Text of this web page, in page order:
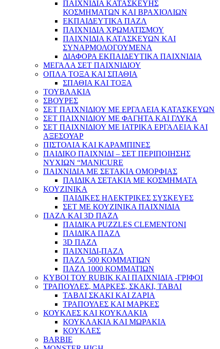
ΠΑΙΧΝΙΔΙΑ ΚΑΤΑΣΚΕΥΗΣ
ΚΟΣΜΗΜΑΤΩΝ ΚΑΙ ΒΡΑΧΙΟΛΙΩΝ
ΕΚΠΑΙΔΕΥΤΙΚΑ ΠΑΖΛ
ΠΑΙΧΝΙΔΙΑ ΧΡΩΜΑΤΙΣΜΟΥ
ΠΑΙΧΝΙΔΙΑ ΚΑΤΑΣΚΕΥΩΝ ΚΑΙ
ΣΥΝΑΡΜΟΛΟΓΟΥΜΕΝΑ
ΔΙΑΦΟΡΑ ΕΚΠΑΙΔΕΥΤΙΚΑ ΠΑΙΧΝΙΔΙΑ
ΜΕΓΑΛΑ ΣΕΤ ΠΑΙΧΝΙΔΙΟΥ
ΟΠΛΑ ΤΟΞΑ ΚΑΙ ΣΠΑΘΙΑ
ΣΠΑΘΙΑ ΚΑΙ ΤΟΞΑ
ΤΟΥΒΛΑΚΙΑ
ΣΒΟΥΡΕΣ
ΣΕΤ ΠΑΙΧΝΙΔΙΟΥ ΜΕ ΕΡΓΑΛΕΙΑ ΚΑΤΑΣΚΕΥΩΝ
ΣΕΤ ΠΑΙΧΝΙΔΙΟΥ ΜΕ ΦΑΓΗΤΑ ΚΑΙ ΓΛΥΚΑ
ΣΕΤ ΠΑΙΧΝΙΔΙΟΥ ΜΕ ΙΑΤΡΙΚΑ ΕΡΓΑΛΕΙΑ ΚΑΙ
ΑΞΕΣΟΥΑΡ
ΠΙΣΤΟΛΙΑ ΚΑΙ ΚΑΡΑΜΠΙΝΕΣ
ΠΑΙΔΙΚΟ ΠΑΙΧΝΙΔΙ – ΣΕΤ ΠΕΡΙΠΟΙΗΣΗΣ
ΝΥΧΙΩΝ “MANICURE
ΠΑΙΧΝΙΔΙΑ ΜΕ ΣΕΤΑΚΙΑ ΟΜΟΡΦΙΑΣ
ΠΑΙΔΙΚΑ ΣΕΤΑΚΙΑ ΜΕ ΚΟΣΜΗΜΑΤΑ
ΚΟΥΖΙΝΙΚΑ
ΠΑΙΔΙΚΕΣ ΗΛΕΚΤΡΙΚΕΣ ΣΥΣΚΕΥΕΣ
ΣΕΤ ΜΕ ΚΟΥΖΙΝΙΚΑ ΠΑΙΧΝΙΔΙΑ
ΠΑΖΛ ΚΑΙ 3D ΠΑΖΛ
ΠΑΙΔΙΚΑ PUZZLES CLEMENTONI
ΠΑΙΔΙΚΑ ΠΑΖΛ
3D ΠΑΖΛ
ΠΑΙΧΝΙΔΙ-ΠΑΖΛ
ΠΑΖΛ 500 ΚΟΜΜΑΤΙΩΝ
ΠΑΖΛ 1000 ΚΟΜΜΑΤΙΩΝ
ΚΥΒΟΙ ΤΟΥ RUBIK ΚΑΙ ΠΑΙΧΝΙΔΙΑ -ΓΡΙΦΟΙ
ΤΡΑΠΟΥΛΕΣ, ΜΑΡΚΕΣ, ΣΚΑΚΙ, ΤΑΒΛΙ
ΤΑΒΛΙ ΣΚΑΚΙ ΚΑΙ ΖΑΡΙΑ
ΤΡΑΠΟΥΛΕΣ ΚΑΙ ΜΑΡΚΕΣ
ΚΟΥΚΛΕΣ ΚΑΙ ΚΟΥΚΛΑΚΙΑ
ΚΟΥΚΛΑΚΙΑ ΚΑΙ ΜΩΡΑΚΙΑ
ΚΟΥΚΛΕΣ
BARBIE